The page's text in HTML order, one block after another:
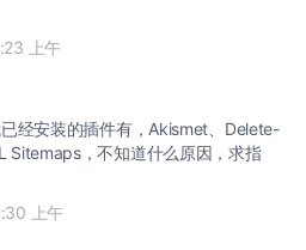
上午
经安装的插件有，Akismet、Delete-
Sitemaps，不知道什么原因，求指
上午